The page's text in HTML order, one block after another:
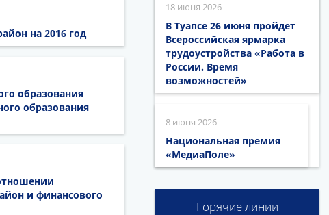
на 2016 год
образования
образования
и финансового
18 июня 2026
В Туапсе 26 июня пройдет
Всероссийская ярмарка
трудоустройства «Работа в
России. Время
возможностей»
8 июня 2026
Национальная премия
«МедиаПоле»
Горячие линии